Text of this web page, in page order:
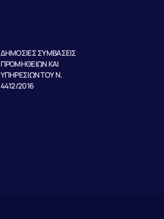
ΔΗΜΟΣΙΕΣ ΣΥΜΒΑΣΕΙΣ
ΠΡΟΜΗΘΕΙΩΝ ΚΑΙ
ΥΠΗΡΕΣΙΩΝ ΤΟΥ Ν.
4412/2016